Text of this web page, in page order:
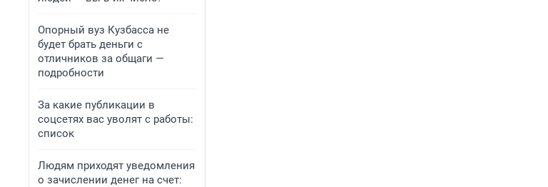
Опорный вуз Кузбасса не
будет брать деньги с
отличников за общаги —
подробности
За какие публикации в
соцсетях вас уволят с работы:
список
Людям приходят уведомления
о зачислении денег на счет: